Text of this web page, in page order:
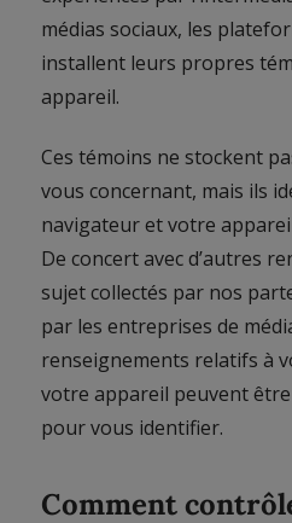
médias sociaux, les
installent leurs propres
appareil.
Ces témoins ne stockent
vous concernant, mais ils
navigateur et votre
De concert avec d’autres
sujet collectés par nos
par les entreprises de
renseignements relatifs à
votre appareil peuvent
pour vous identifier.
Comment